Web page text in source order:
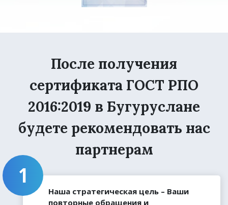
После получения
сертификата ГОСТ РПО
2016:2019 в Бугуруслане
будете рекомендовать нас
партнерам
Наша стратегическая цель – Ваши
повторные обращения и